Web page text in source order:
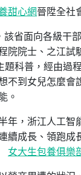
甜心網晉陞全社
該省面向各級干
院院士、之江試
題科普，經由過
不到女兒怎麼
。
年，浙江人工
續成長、領跑成
女大生包養俱樂